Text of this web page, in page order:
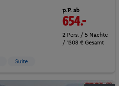
p.P. ab
654.-
2 Pers. / 5 Nächte
/ 1308 € Gesamt
Suite